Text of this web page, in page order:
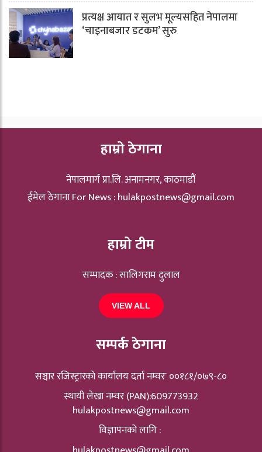
प्रत्यक्ष आयात र सुलभ मूल्यसहित नेपालमा
‘चाइनाबजार डटकम’ सुरु
हाम्रो ठेगाना
नेपालमार्ग प्रा.लि. अनामनगर, काठमाडौं
ईमेल ठेगाना For News :hulakpostnews@gmail.com
हाम्रो टीम
सम्पादक : सालिगराम दुलाल
VIEW ALL
सम्पर्क ठेगाना
सञ्चार रजिस्ट्रारकाे कार्यालय दर्ता नम्वरः ००१८१/०७९-८०
स्थायी लेखा नम्वर (PAN):609773932
hulakpostnews@gmail.com
विज्ञापनको लागि :